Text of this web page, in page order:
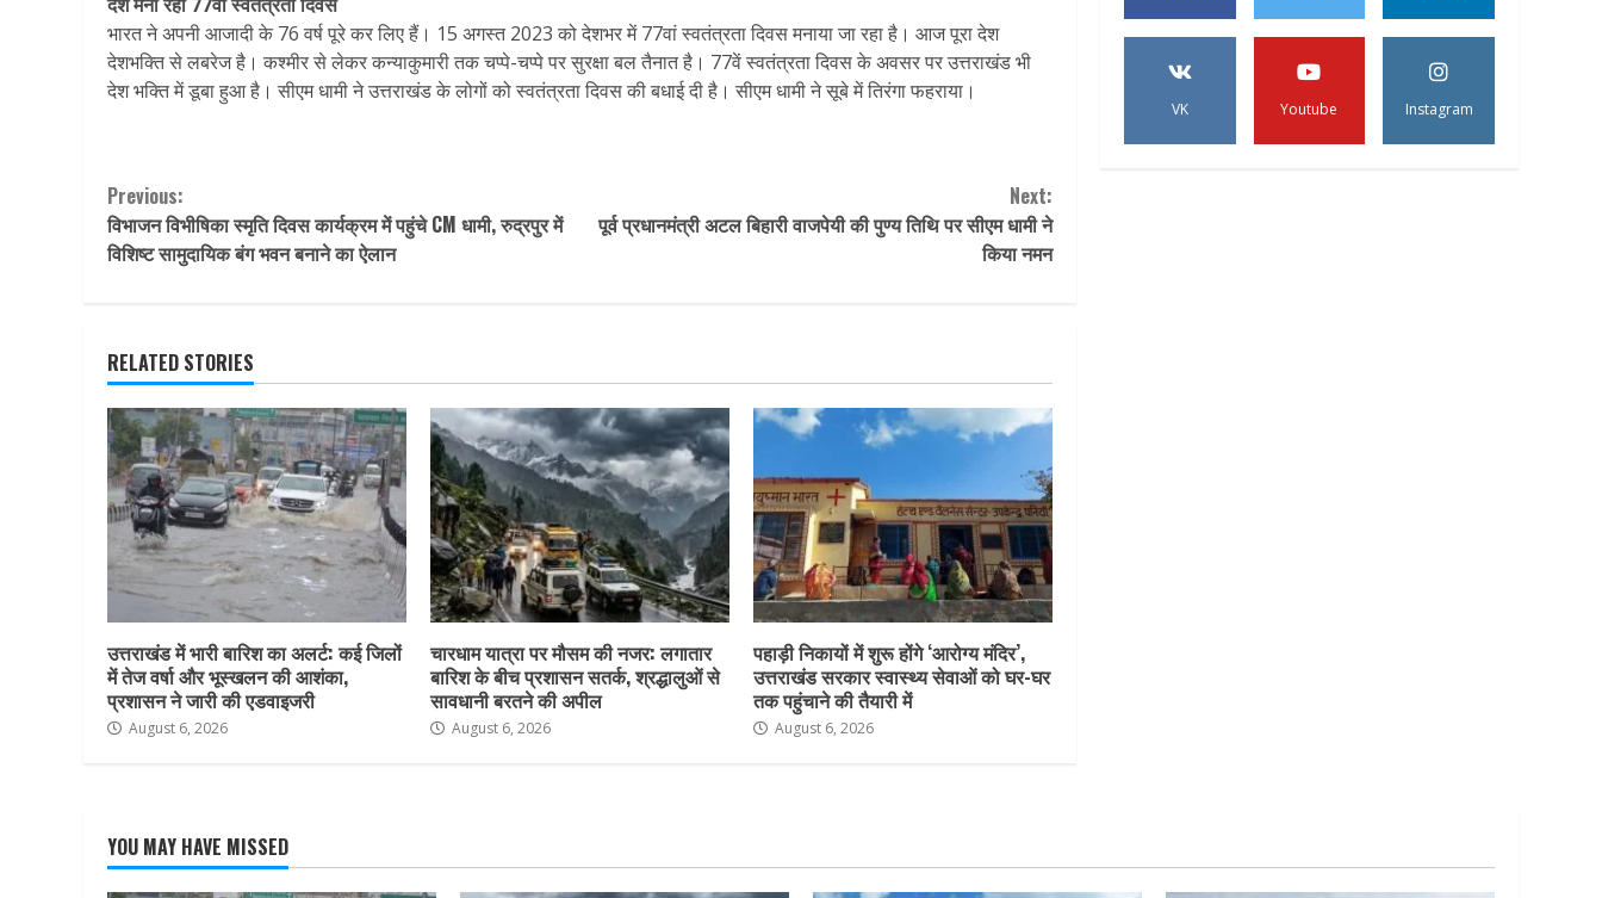
भारत ने अपनी आजादी के 76 वर्ष पूरे कर लिए हैं। 15 अगस्त 2023 को देशभर में 77वां स्वतंत्रता दिवस मनाया जा रहा है। आज पूरा देश
देशभक्ति से लबरेज है। कश्मीर से लेकर कन्याकुमारी तक चप्पे-चप्पे पर सुरक्षा बल तैनात है। 77वें स्वतंत्रता दिवस के अवसर पर उत्तराखंड भी
देश भक्ति में डूबा हुआ है। सीएम धामी ने उत्तराखंड के लोगों को स्वतंत्रता दिवस की बधाई दी है। सीएम धामी ने सूबे में तिरंगा फहराया।
Continue
Reading
Previous:
विभाजन विभीषिका स्मृति दिवस कार्यक्रम में पहुंचे CM धामी, रुद्रपुर में
विशिष्ट सामुदायिक बंग भवन बनाने का ऐलान
Next:
पूर्व प्रधानमंत्री अटल बिहारी वाजपेयी की पुण्य तिथि पर सीएम धामी ने
किया नमन
RELATED STORIES
उत्तराखंड में भारी बारिश का अलर्ट: कई जिलों
में तेज वर्षा और भूस्खलन की आशंका,
प्रशासन ने जारी की एडवाइजरी
August 6, 2026
चारधाम यात्रा पर मौसम की नजर: लगातार
बारिश के बीच प्रशासन सतर्क, श्रद्धालुओं से
सावधानी बरतने की अपील
August 6, 2026
पहाड़ी निकायों में शुरू होंगे ‘आरोग्य मंदिर’,
उत्तराखंड सरकार स्वास्थ्य सेवाओं को घर-घर
तक पहुंचाने की तैयारी में
August 6, 2026
VK Youtube Instagram
YOU MAY HAVE MISSED